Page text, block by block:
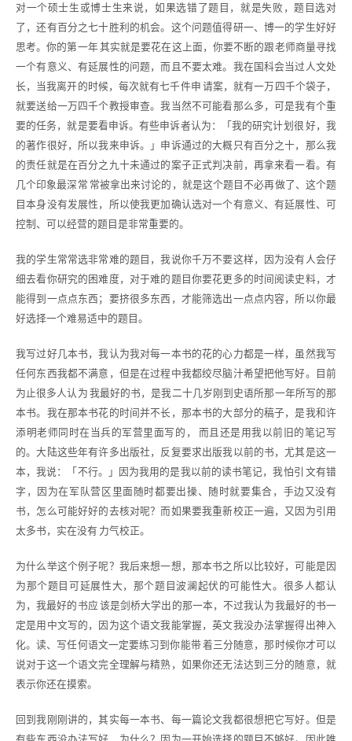
对一个硕士生或博士生来说，如果选错了题目，就是失败，题目选对
了，还有百分之七十胜利的机会。这个问题值得研一、博一的学生好好
思考。你的第一年 其实就是要花在这上面，你要不断的跟老师商量寻找
一个有意义、有延展性的问题，而且不要太难。我在国科会当过人文处
长，当我离开的时候，每次就有七千件申 请案，就有一万四千个袋子，
就要送给一万四千个教授审查。我当然不可能看那么多，可是我有个重
要的任务，就是要看申诉。有些申诉者认为：「我的研究计划很 好，我
的著作很好，所以我来申诉。」申诉通过的大概只有百分之十，那么我
的责任就是在百分之九十未通过的案子正式判决前，再拿来看一看。有
几个印象最深常 常被拿出来讨论的，就是这个题目不必再做了、这个题
目本身没有发展性，所以使我更加确认选对一个有意义、有延展性、可
控制、可以经营的题目是非常重要的。
我的学生常常选非常难的题目，我说你千万不要这样，因为没有人会仔
细去看你研究的困难度，对于难的题目你要花更多的时间阅读史料，才
能得到一点点东西；要挤很多东西，才能筛选出一点点内容，所以你最
好选择一个难易适中的题目。
我写过好几本书，我认为我对每一本书的花的心力都是一样，虽然我写
任何东西我都不满意，但是在过程中我都绞尽脑汁希望把他写好。目前
为止很多人认为 我最好的书，是我二十几岁刚到史语所那一年所写的那
本书。我在那本书花的时间并不长，那本书的大部分的稿子，是我和许
添明老师同时在当兵的军营里面写的， 而且还是用我以前旧的笔记写
的。大陆这些年有许多出版社，反复要求出版我以前的书，尤其是这一
本，我说：「不行。」因为我用的是我以前的读书笔记，我怕引 文有错
字，因为在军队营区里面随时都要出操、随时就要集合，手边又没有
书，怎么可能好好的去核对呢？而如果要我重新校正一遍，又因为引用
太多书，实在没有 力气校正。
为什么举这个例子呢？我后来想一想，那本书之所以比较好，可能是因
为那个题目可延展性大，那个题目波澜起伏的可能性大。很多人都认
为，我最好的书应 该是剑桥大学出的那一本，不过我认为我最好的书一
定是用中文写的，因为这个语文我能掌握，英文我没办法掌握得出神入
化。读、写任何语文一定要练习到你能带 着三分随意，那时候你才可以
说对于这一个语文完全理解与精熟，如果你还无法达到三分的随意，就
表示你还在摸索。
回到我刚刚讲的，其实每一本书、每一篇论文我都很想把它写好。但是